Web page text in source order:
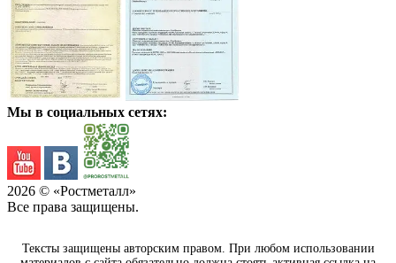
Мы в социальных сетях:
2026 © «Ростметалл»
Все права защищены.
Тексты защищены авторским правом. При любом использовании